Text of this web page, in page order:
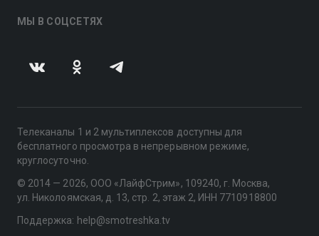
МЫ В СОЦСЕТЯХ
Телеканалы 1 и 2 мультиплексов доступны для
бесплатного просмотра в непрерывном режиме,
круглосуточно.
© 2014 — 2026, ООО «ЛайфСтрим», 109240, г. Москва,
ул. Николоямская, д. 13, стр. 2, этаж 2, ИНН 7710918800
Поддержка: help@smotreshka.tv